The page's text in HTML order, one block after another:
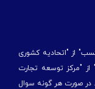
از "اتحادیه کشوری
از "مركز توسعه تجارت
در صورت هر گونه سوال